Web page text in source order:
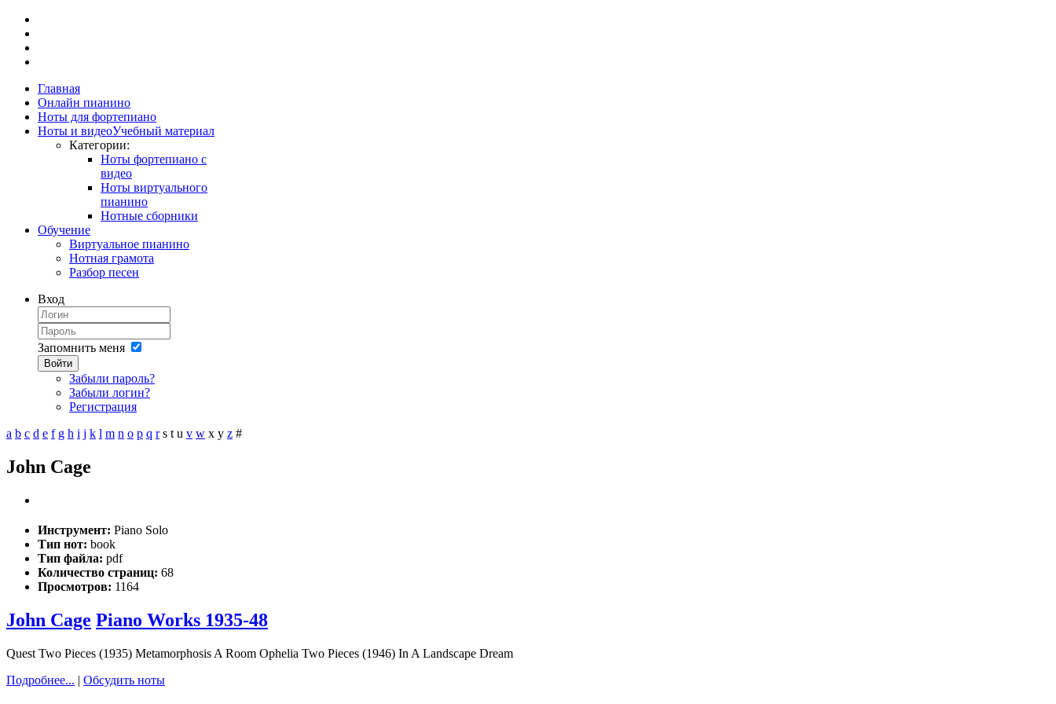
Главная
Онлайн пианино
Ноты для фортепиано
Ноты и видеоУчебный материал
Категории:
Ноты фортепиано с
видео
Ноты виртуального
пианино
Нотные сборники
Обучение
Виртуальное пианино
Нотная грамота
Разбор песен
Вход
Запомнить меня
Войти
Забыли пароль?
Забыли логин?
Регистрация
a b c d e f g h i j k l m n o p q r s t u v w x y z #
John Cage
Инструмент: Piano Solo
Тип нот: book
Тип файла: pdf
Количество страниц: 68
Просмотров: 1164
John Cage Piano Works 1935-48
Quest Two Pieces (1935) Metamorphosis A Room Ophelia Two Pieces (1946) In A Landscape Dream
Подробнее... | Обсудить ноты